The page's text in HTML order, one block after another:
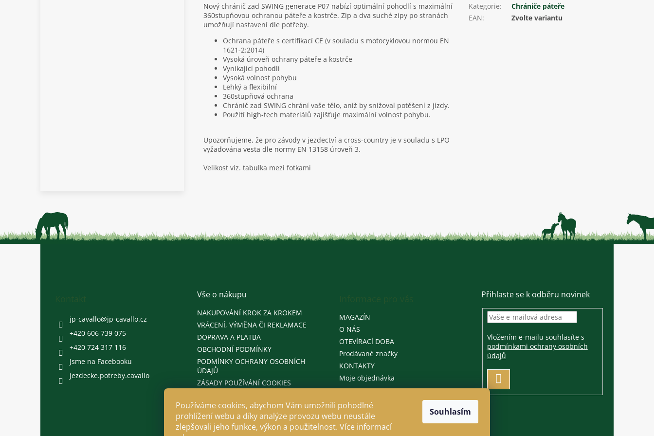
Používáme cookies, abychom Vám umožnili pohodlné
prohlížení webu a díky analýze provozu webu neustále
zlepšovali jeho funkce, výkon a použitelnost. Více informací
Souhlasím
Nový chránič zad SWING generace P07 nabízí optimální pohodlí s maximální
360stupňovou ochranou páteře a kostrče. Zip a dva suché zipy po stranách
umožňují nastavení dle potřeby.
Ochrana páteře s certifikací CE (v souladu s motocyklovou normou EN
1621-2:2014)
Vysoká úroveň ochrany páteře a kostrče
Vynikající pohodlí
Vysoká volnost pohybu
Lehký a flexibilní
360stupňová ochrana
Chránič zad SWING chrání vaše tělo, aniž by snižoval potěšení z jízdy.
Použití high-tech materiálů zajišťuje maximální volnost pohybu.
Upozorňujeme, že pro závody v jezdectví a cross-country je v souladu s LPO
vyžadována vesta dle normy EN 13158 úroveň 3.
Velikost viz. tabulka mezi fotkami
Kategorie:
Chrániče páteře
EAN: Zvolte variantu
Z
jp-cavallo@jp-cavallo.cz
+420 606 739 075
+420 724 317 116
Jsme na Facebooku
jezdecke.potreby.cavallo
Vše o nákupu
NAKUPOVÁNÍ KROK ZA KROKEM
VRÁCENÍ, VÝMĚNA ČI REKLAMACE
DOPRAVA A PLATBA
OBCHODNÍ PODMÍNKY
PODMÍNKY OCHRANY OSOBNÍCH
ÚDAJŮ
ZÁSADY POUŽÍVÁNÍ COOKIES
MAGAZÍN
O NÁS
OTEVÍRACÍ DOBA
Prodávané značky
KONTAKTY
Moje objednávka
Přihlaste se k odběru novinek
Vložením e-mailu souhlasíte s
podmínkami ochrany osobních
údajů
SE